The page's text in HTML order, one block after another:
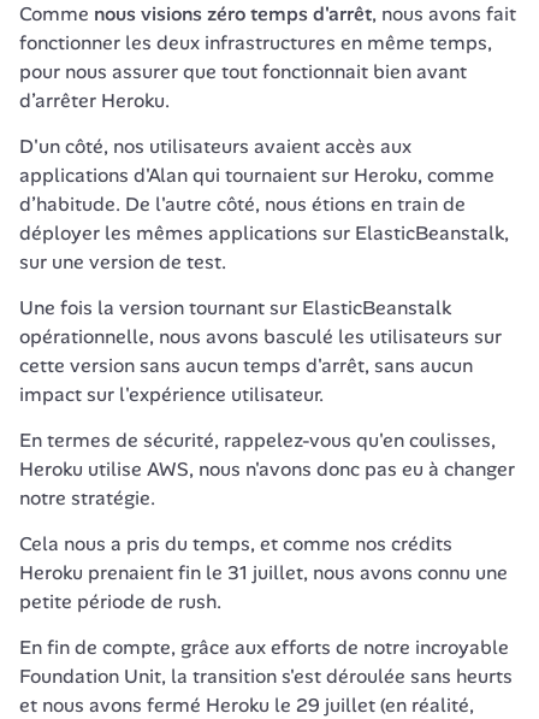
Comme nous visions zéro temps d'arrêt, nous avons fait
fonctionner les deux infrastructures en même temps,
pour nous assurer que tout fonctionnait bien avant
d’arrêter Heroku.
D'un côté, nos utilisateurs avaient accès aux
applications d'Alan qui tournaient sur Heroku, comme
d’habitude. De l'autre côté, nous étions en train de
déployer les mêmes applications sur ElasticBeanstalk,
sur une version de test.
Une fois la version tournant sur ElasticBeanstalk
opérationnelle, nous avons basculé les utilisateurs sur
cette version sans aucun temps d'arrêt, sans aucun
impact sur l'expérience utilisateur.
En termes de sécurité, rappelez-vous qu'en coulisses,
Heroku utilise AWS, nous n'avons donc pas eu à changer
notre stratégie.
Cela nous a pris du temps, et comme nos crédits
Heroku prenaient fin le 31 juillet, nous avons connu une
petite période de rush.
En fin de compte, grâce aux efforts de notre incroyable
Foundation Unit, la transition s'est déroulée sans heurts
et nous avons fermé Heroku le 29 juillet (en réalité,